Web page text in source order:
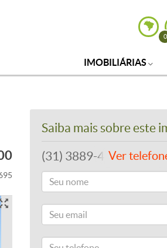
0
IMOBILIÁRIAS
Saiba mais sobre este
(31) 3889-4765
Ver